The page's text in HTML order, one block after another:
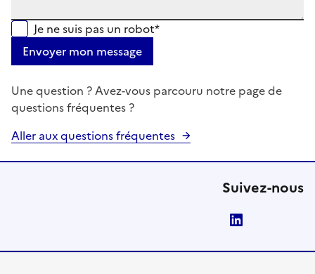
Je ne suis pas un robot*
Envoyer mon message
Une question ? Avez-vous parcouru notre page de
questions fréquentes ?
Aller aux questions fréquentes
Suivez-nous